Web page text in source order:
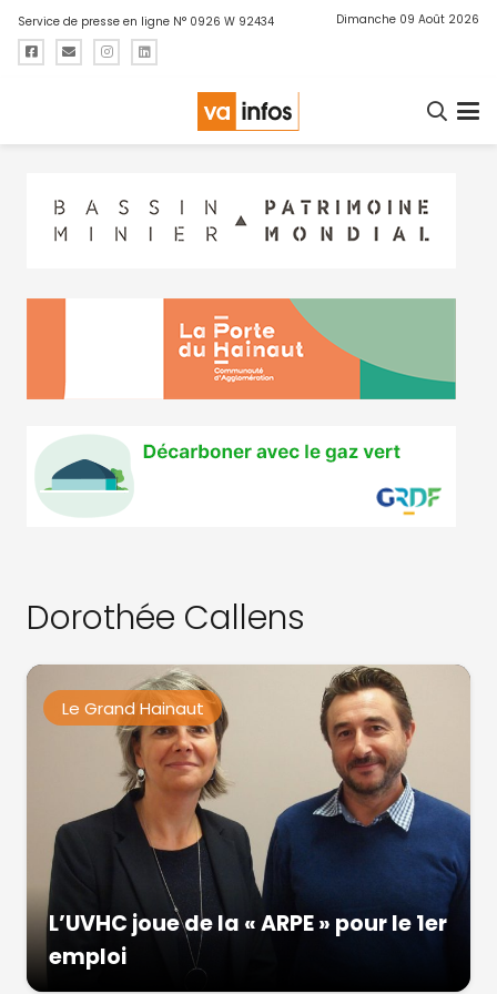
Service de presse en ligne N° 0926 W 92434 Dimanche 09 Août 2026
Dorothée Callens
Le Grand Hainaut
L’UVHC joue de la « ARPE » pour le 1er
emploi